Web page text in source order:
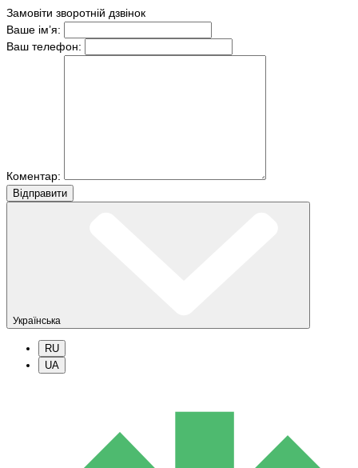
Замовіти зворотній дзвінок
Ваше ім’я:
Ваш телефон:
Коментар:
Вiдправити
Українська
RU
UA